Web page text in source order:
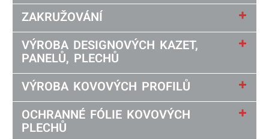
ZAKRUŽOVÁNÍ
VÝROBA DESIGNOVÝCH KAZET,
PANELŮ, PLECHŮ
VÝROBA KOVOVÝCH PROFILŮ
OCHRANNÉ FÓLIE KOVOVÝCH
PLECHŮ